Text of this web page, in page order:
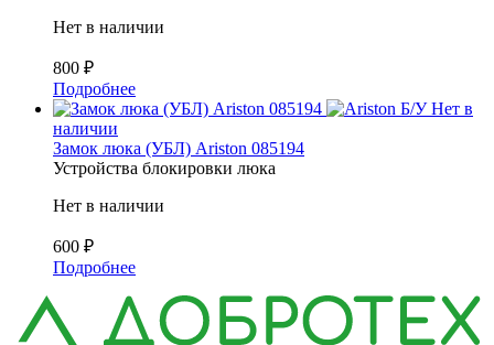
Нет в наличии
800 ₽
Подробнее
Б/У Нет в
наличии
Замок люка (УБЛ) Ariston 085194
Устройства блокировки люка
Нет в наличии
600 ₽
Подробнее